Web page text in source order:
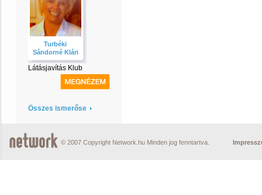
Turbéki
Sándorné Klári
Látásjavítás Klub
Összes ismerőse
© 2007 Copyright Network.hu Minden jog fenntartva.